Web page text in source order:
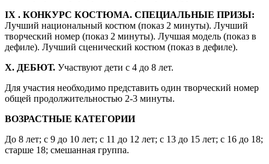
IX . КОНКУРС КОСТЮМА. СПЕЦИАЛЬНЫЕ ПРИЗЫ:
Лучший национальный костюм (показ 2 минуты). Лучший
творческий номер (показ 2 минуты). Лучшая модель (показ в
дефиле). Лучший сценический костюм (показ в дефиле).
X. ДЕБЮТ. Участвуют дети с 4 до 8 лет.
Для участия необходимо представить один творческий номер
общей продолжительностью 2-3 минуты.
ВОЗРАСТНЫЕ КАТЕГОРИИ
До 8 лет; с 9 до 10 лет; с 11 до 12 лет; с 13 до 15 лет; с 16 до 18;
старше 18; смешанная группа.